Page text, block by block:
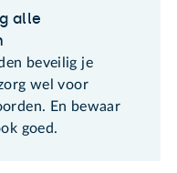
alle
beveilig je
wel voor
En bewaar
goed.